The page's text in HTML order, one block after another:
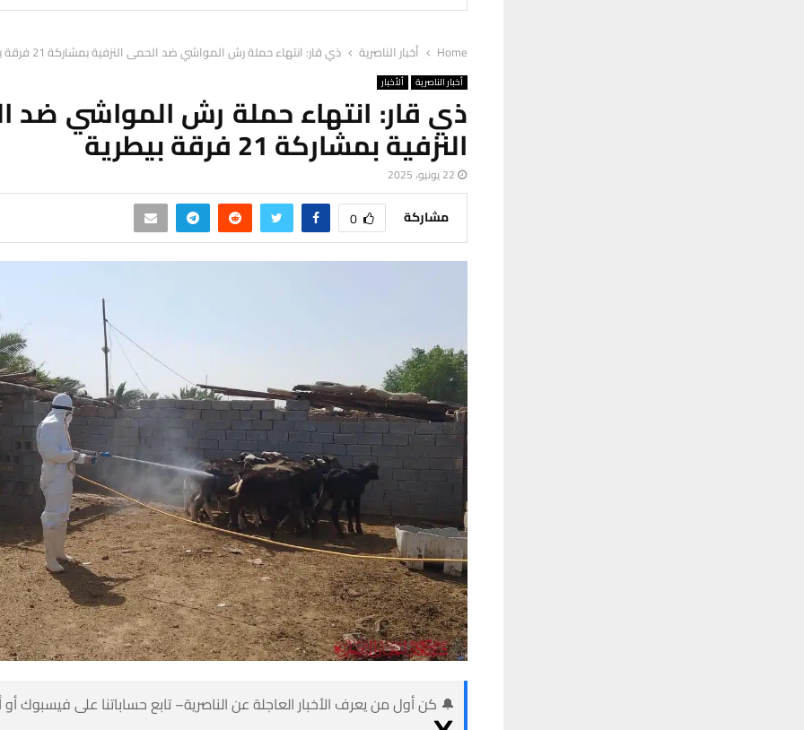
Home أخبار الناصرية ذي قار: انتهاء حملة رش المواشي ضد الحمى النزفية بمشاركة 21 فرقة بيطرية
أخبار الناصرية ألأخبار
ذي قار: انتهاء حملة رش المواشي ضد
النزفية بمشاركة 21 فرقة بيطرية
22 يونيو، 2025
مشاركة 0
🔔 كن أول من يعرف الأخبار العاجلة عن الناصرية– تابع حساباتنا على فيسبوك